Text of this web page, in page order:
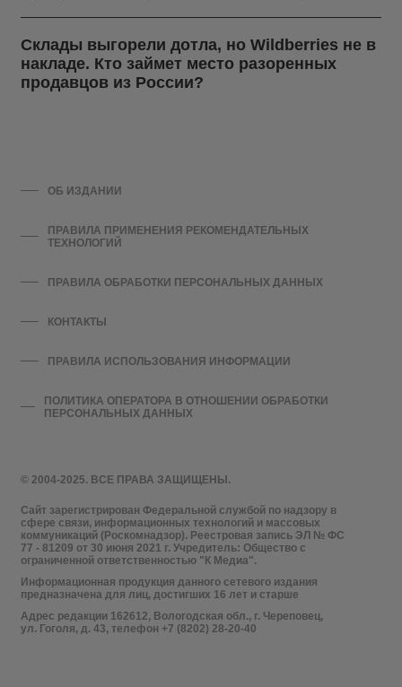
Склады выгорели дотла, но Wildberries не в
накладе. Кто займет место разоренных
продавцов из России?
© 2004-2025. ВСЕ ПРАВА ЗАЩИЩЕНЫ.
Сайт зарегистрирован Федеральной службой по надзору в
сфере связи, информационных технологий и массовых
коммуникаций (Роскомнадзор). Реестровая запись ЭЛ № ФС
77 - 81209 от 30 июня 2021 г. Учредитель: Общество с
ограниченной ответственностью "К Медиа".
Информационная продукция данного сетевого издания
предназначена для лиц, достигших 16 лет и старше
Адрес редакции 162612, Вологодская обл., г. Череповец,
ул. Гоголя, д. 43, телефон +7 (8202) 28-20-40
ОБ ИЗДАНИИ
ПРАВИЛА ПРИМЕНЕНИЯ РЕКОМЕНДАТЕЛЬНЫХ
ТЕХНОЛОГИЙ
ПРАВИЛА ОБРАБОТКИ ПЕРСОНАЛЬНЫХ ДАННЫХ
КОНТАКТЫ
ПРАВИЛА ИСПОЛЬЗОВАНИЯ ИНФОРМАЦИИ
ПОЛИТИКА ОПЕРАТОРА В ОТНОШЕНИИ ОБРАБОТКИ
ПЕРСОНАЛЬНЫХ ДАННЫХ